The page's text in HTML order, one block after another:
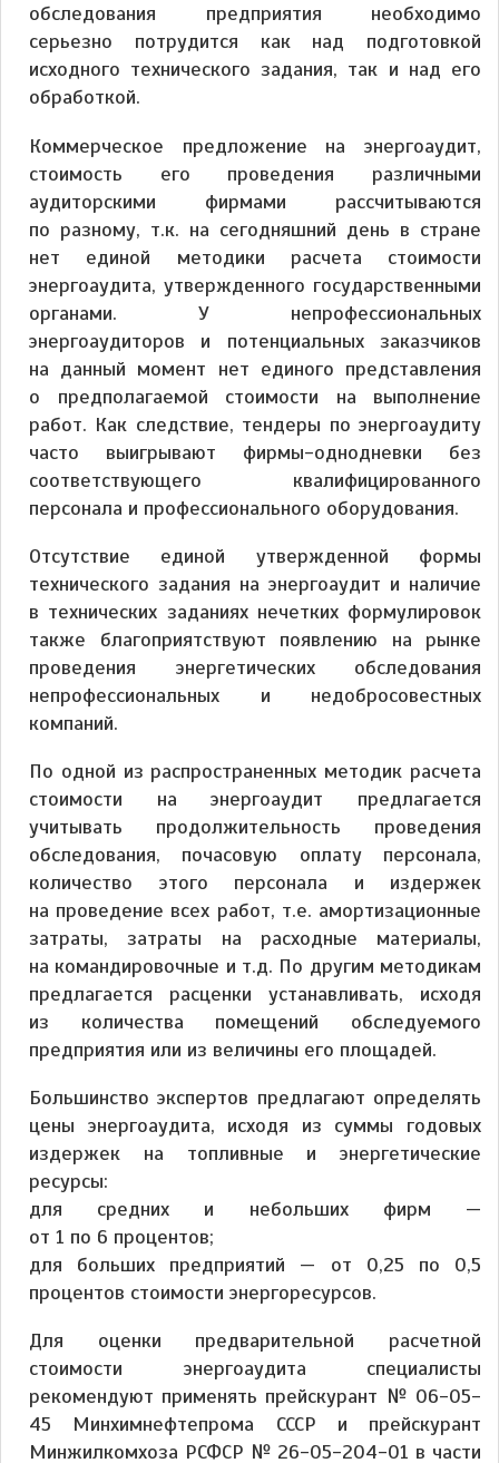
обследования предприятия необходимо
серьезно потрудится как над подготовкой
исходного технического задания, так и над его
обработкой.
Коммерческое предложение на энергоаудит,
стоимость его проведения различными
аудиторскими фирмами рассчитываются
по разному, т.к. на сегодняшний день в стране
нет единой методики расчета стоимости
энергоаудита, утвержденного государственными
органами. У непрофессиональных
энергоаудиторов и потенциальных заказчиков
на данный момент нет единого представления
о предполагаемой стоимости на выполнение
работ. Как следствие, тендеры по энергоаудиту
часто выигрывают фирмы-однодневки без
соответствующего квалифицированного
персонала и профессионального оборудования.
Отсутствие единой утвержденной формы
технического задания на энергоаудит и наличие
в технических заданиях нечетких формулировок
также благоприятствуют появлению на рынке
проведения энергетических обследования
непрофессиональных и недобросовестных
компаний.
По одной из распространенных методик расчета
стоимости на энергоаудит предлагается
учитывать продолжительность проведения
обследования, почасовую оплату персонала,
количество этого персонала и издержек
на проведение всех работ, т.е. амортизационные
затраты, затраты на расходные материалы,
на командировочные и т.д. По другим методикам
предлагается расценки устанавливать, исходя
из количества помещений обследуемого
предприятия или из величины его площадей.
Большинство экспертов предлагают определять
цены энергоаудита, исходя из суммы годовых
издержек на топливные и энергетические
ресурсы:
для средних и небольших фирм —
от 1 по 6 процентов;
для больших предприятий — от 0,25 по 0,5
процентов стоимости энергоресурсов.
Для оценки предварительной расчетной
стоимости энергоаудита специалисты
рекомендуют применять прейскурант № 06-05-
45 Минхимнефтепрома СССР и прейскурант
Минжилкомхоза РСФСР № 26-05-204-01 в части